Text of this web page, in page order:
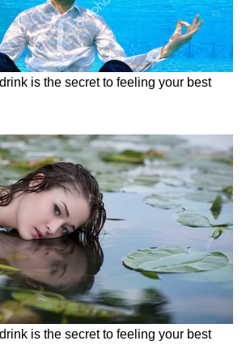
জানেন না যে নিয়োগকর্তার
অংশ এমপ্লয়িজ পেনশন স্কিম
হয়। কিছু নির্দিষ্ট শর্ত পূরণ হলে,
মাসিক পেনশনের সুবিধা
বীমা সুরক্ষা
কোনো কর্মচারীর মৃত্যু হলে,